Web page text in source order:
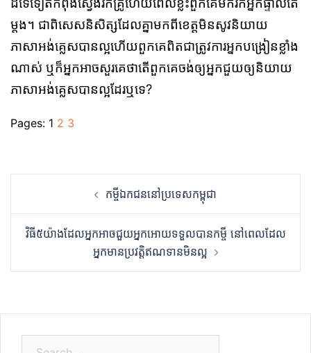
ម្ដង។ ជាពិសេសនិសិត្សដែលគ្នាមកពីខេត្តមិនសូវនិយាយ
ភាសាអង់គ្លេសបានល្អហើយពួកគេពិតជាត្រូវការអ្នកបង្រៀនខ្លាំង
ណាស់ ឬក៏អ្នកអាចសួរគេថាតើពួកគេចង់ឲ្យអ្នកជួយឲ្យនិយាយ
ភាសាអង់គ្លេសបានល្អដែរឬទេ?
Pages: 1 2 3
navigation
កម្ចីឯកជននៅប្រទេសកម្ពុជា
វិធី៥យ៉ាងដែលអ្នកអាចជួយអ្នកអោយទទួលបានកម្ចី នៅពេលដែល
អ្នកមានប្រវត្តិឥណទានមិនល្អ